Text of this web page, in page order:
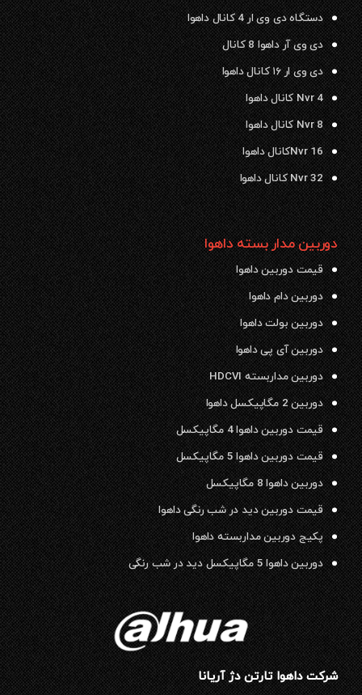
دستگاه دی وی ار 4 کانال داهوا
دی وی آر داهوا 8 کانال
دی وی ار ۱۶ کانال داهوا
Nvr 4 کانال داهوا
Nvr 8 کانال داهوا
Nvr 16کانال داهوا
Nvr 32 کانال داهوا
دوربین مدار بسته داهوا
قیمت دوربین داهوا
دوربین دام داهوا
دوربین بولت داهوا
دوربین آی پی داهوا
دوربین مداربسته HDCVI
دوربین 2 مگاپیکسل داهوا
قیمت دوربین داهوا 4 مگاپیکسل
قیمت دوربین داهوا 5 مگاپیکسل
دوربین داهوا 8 مگاپیکسل
قیمت دوربین دید در شب رنگی داهوا
پکیج دوربین مداربسته داهوا
دوربین داهوا 5 مگاپیکسل دید در شب رنگی
شرکت داهوا تارتن دژ آریانا